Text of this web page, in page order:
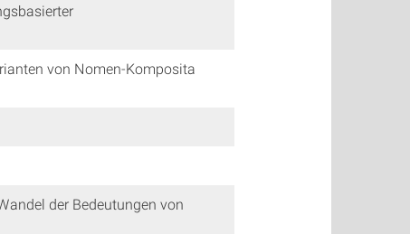
von Nomen-Komposita
der Bedeutungen von